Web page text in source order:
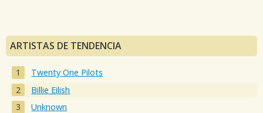
ARTISTAS DE TENDENCIA
Twenty One Pilots
Billie Eilish
Unknown